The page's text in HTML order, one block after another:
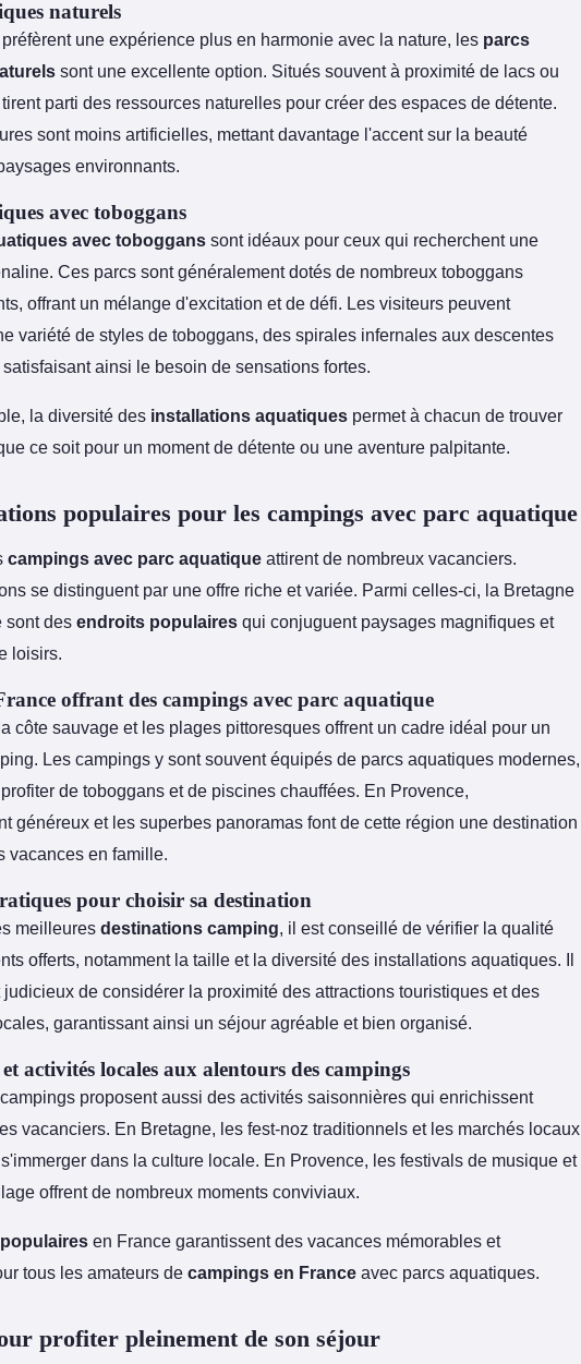
naturels
une expérience plus en harmonie avec la nature, les parcs
sont une excellente option. Situés souvent à proximité de lacs ou
parti des ressources naturelles pour créer des espaces de détente.
sont moins artificielles, mettant davantage l'accent sur la beauté
environnants.
avec toboggans
avec toboggans sont idéaux pour ceux qui recherchent une
Ces parcs sont généralement dotés de nombreux toboggans
offrant un mélange d'excitation et de défi. Les visiteurs peuvent
variété de styles de toboggans, des spirales infernales aux descentes
ainsi le besoin de sensations fortes.
la diversité des installations aquatiques permet à chacun de trouver
ce soit pour un moment de détente ou une aventure palpitante.
populaires pour les campings avec parc aquatique
campings avec parc aquatique attirent de nombreux vacanciers.
se distinguent par une offre riche et variée. Parmi celles-ci, la Bretagne
sont des endroits populaires qui conjuguent paysages magnifiques et
loisirs.
offrant des campings avec parc aquatique
côte sauvage et les plages pittoresques offrent un cadre idéal pour un
Les campings y sont souvent équipés de parcs aquatiques modernes,
de toboggans et de piscines chauffées. En Provence,
généreux et les superbes panoramas font de cette région une destination
vacances en famille.
pour choisir sa destination
meilleures destinations camping, il est conseillé de vérifier la qualité
offerts, notamment la taille et la diversité des installations aquatiques. Il
de considérer la proximité des attractions touristiques et des
garantissant ainsi un séjour agréable et bien organisé.
activités locales aux alentours des campings
proposent aussi des activités saisonnières qui enrichissent
vacanciers. En Bretagne, les fest-noz traditionnels et les marchés locaux
dans la culture locale. En Provence, les festivals de musique et
offrent de nombreux moments conviviaux.
en France garantissent des vacances mémorables et
tous les amateurs de campings en France avec parcs aquatiques.
profiter pleinement de son séjour